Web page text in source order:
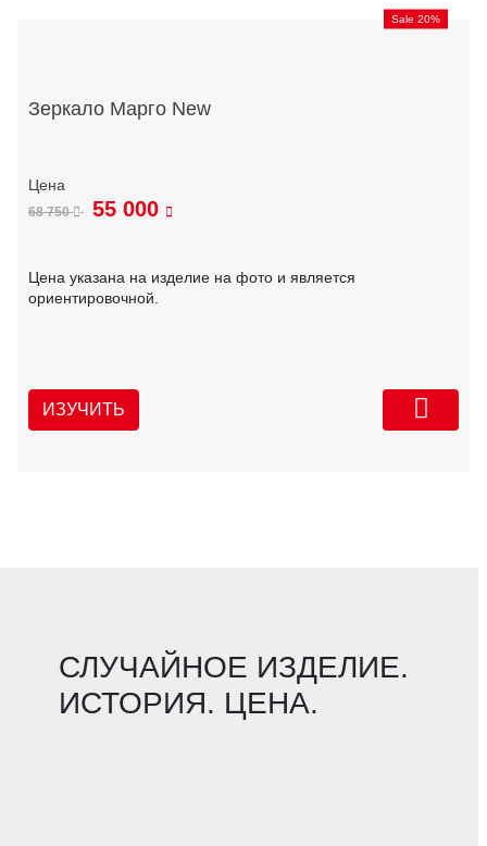
Sale 20%
Зеркало Марго New
68 750 55 000
Цена указана на изделие на фото и является
ориентировочной.
ИЗУЧИТЬ
СЛУЧАЙНОЕ ИЗДЕЛИЕ.
ИСТОРИЯ. ЦЕНА.